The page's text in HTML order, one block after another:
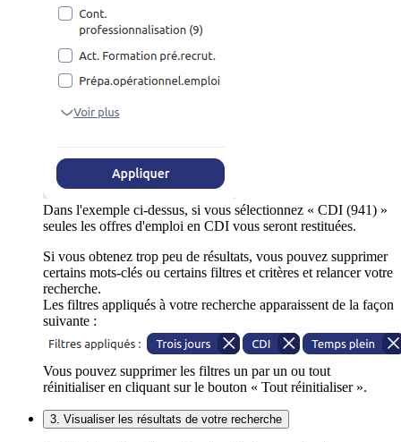
Dans l'exemple ci-dessus, si vous sélectionnez « CDI (941) »
seules les offres d'emploi en CDI vous seront restituées.
Si vous obtenez trop peu de résultats, vous pouvez supprimer
certains mots-clés ou certains filtres et critères et relancer votre
recherche.
Les filtres appliqués à votre recherche apparaissent de la façon
suivante :
Vous pouvez supprimer les filtres un par un ou tout
réinitialiser en cliquant sur le bouton « Tout réinitialiser ».
3. Visualiser les résultats de votre recherche